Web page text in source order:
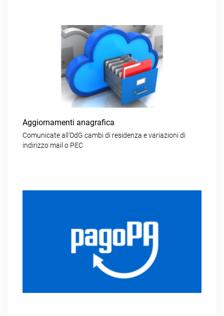
Aggiornamenti anagrafica
Comunicate all’OdG cambi di residenza e variazioni di
indirizzo mail o PEC